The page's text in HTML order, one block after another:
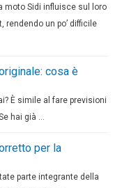
moto Sidi influisce sul loro
rendendo un po’ difficile
cosa è
È simile al fare previsioni
hai già …
per la
parte integrante della